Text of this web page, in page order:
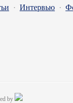
· Интервью ·
by